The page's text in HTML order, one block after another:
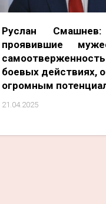
Руслан
проявившие
боевых действиях,
огромным
21.04.2025